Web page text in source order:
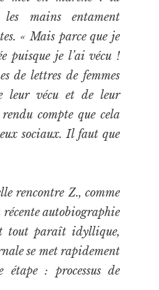
mains entament
« Mais parce que je
puisque je l’ai vécu !
de lettres de femmes
leur vécu et de leur
compte que cela
sociaux. Il faut que
rencontre Z., comme
récente autobiographie
tout paraît idyllique,
se met rapidement
étape : processus de